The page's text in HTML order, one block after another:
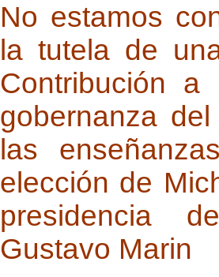
No estamos
la tutela de
Contribución
gobernanza
las
elección de
presidencia
Gustavo Marin